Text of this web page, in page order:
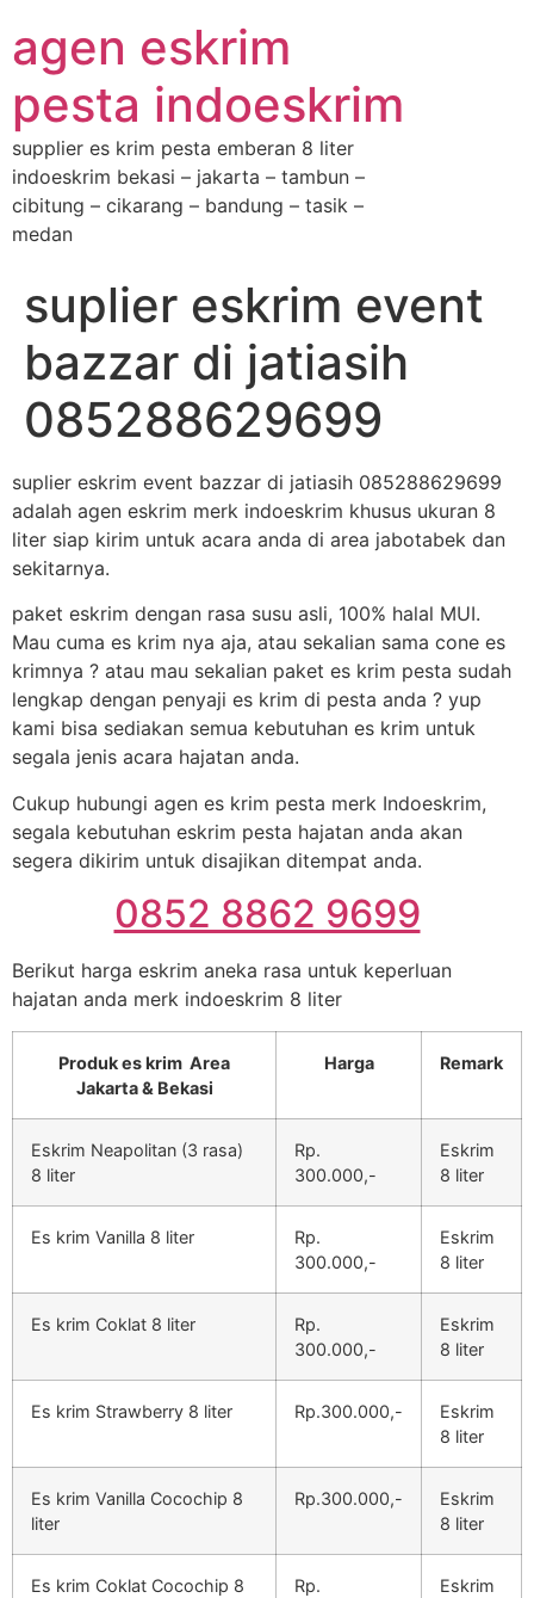
agen eskrim
pesta indoeskrim
supplier es krim pesta emberan 8 liter
indoeskrim bekasi – jakarta – tambun –
cibitung – cikarang – bandung – tasik –
medan
suplier eskrim event
bazzar di jatiasih
085288629699
suplier eskrim event bazzar di jatiasih 085288629699
adalah agen eskrim merk indoeskrim khusus ukuran 8
liter siap kirim untuk acara anda di area jabotabek dan
sekitarnya.
paket eskrim dengan rasa susu asli, 100% halal MUI.
Mau cuma es krim nya aja, atau sekalian sama cone es
krimnya ? atau mau sekalian paket es krim pesta sudah
lengkap dengan penyaji es krim di pesta anda ? yup
kami bisa sediakan semua kebutuhan es krim untuk
segala jenis acara hajatan anda.
Cukup hubungi agen es krim pesta merk Indoeskrim,
segala kebutuhan eskrim pesta hajatan anda akan
segera dikirim untuk disajikan ditempat anda.
0852 8862 9699
Berikut harga eskrim aneka rasa untuk keperluan
hajatan anda merk indoeskrim 8 liter
Produk es krim Area
Jakarta & Bekasi
Harga Remark
Eskrim Neapolitan (3 rasa)
8 liter
Rp.
300.000,-
Eskrim
8 liter
Es krim Vanilla 8 liter
Rp.
300.000,-
Eskrim
8 liter
Es krim Coklat 8 liter
Rp.
300.000,-
Eskrim
8 liter
Es krim Strawberry 8 liter Rp.300.000,-
Eskrim
8 liter
Es krim Vanilla Cocochip 8
liter
Rp.300.000,-
Eskrim
8 liter
Es krim Coklat Cocochip 8
Rp.
Eskrim